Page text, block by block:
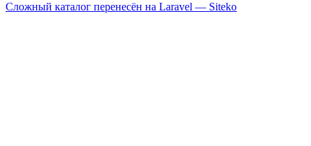
Сложный каталог перенесён на Laravel — Siteko